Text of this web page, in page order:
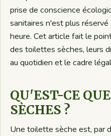
prise de conscience
sanitaires n'est plus
heure. Cet article fait le
des toilettes sèches, leurs
au quotidien et le cadre
QU'EST-CE
SÈCHES ?
Une toilette sèche est, par